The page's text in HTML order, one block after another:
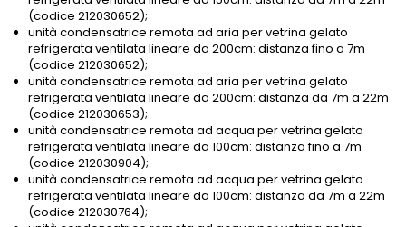
(codice 212030652);
unità condensatrice remota ad aria per vetrina gelato
refrigerata ventilata lineare da 200cm: distanza fino a 7m
(codice 212030652);
unità condensatrice remota ad aria per vetrina gelato
refrigerata ventilata lineare da 200cm: distanza da 7m a 22m
(codice 212030653);
unità condensatrice remota ad acqua per vetrina gelato
refrigerata ventilata lineare da 100cm: distanza fino a 7m
(codice 212030904);
unità condensatrice remota ad acqua per vetrina gelato
refrigerata ventilata lineare da 100cm: distanza da 7m a 22m
(codice 212030764);